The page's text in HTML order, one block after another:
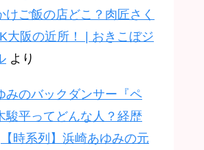
けご飯の店どこ？肉匠さく
大阪の近所！ | おきこぼジ
より
みのバックダンサー『ペ
駿平ってどんな人？経歴
【時系列】浜崎あゆみの元